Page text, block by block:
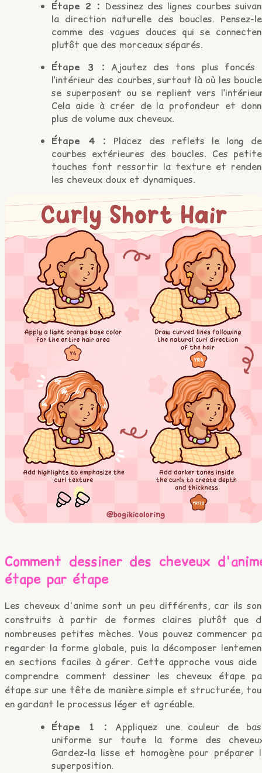
Étape 2 : Dessinez des lignes courbes
la direction naturelle des boucles. Pensez-
comme des vagues douces qui se
plutôt que des morceaux séparés.
Étape 3 : Ajoutez des tons plus foncés
l’intérieur des courbes, surtout là où les
se superposent ou se replient vers
Cela aide à créer de la profondeur et
plus de volume aux cheveux.
Étape 4 :
Placez des reflets le long
courbes extérieures des boucles. Ces
touches font ressortir la texture et
les cheveux doux et dynamiques.
Comment dessiner des cheveux
étape par étape
Les cheveux d'anime sont un peu différents, car ils
construits à partir de formes claires plutôt que
nombreuses petites mèches. Vous pouvez commencer
regarder la forme globale, puis la décomposer
en sections faciles à gérer. Cette approche vous aide
comprendre comment dessiner les cheveux étape
étape sur une tête de manière simple et structurée,
en gardant le processus léger et agréable.
Étape 1 :
Appliquez une couleur de
uniforme sur toute la forme des
Gardez-la lisse et homogène pour préparer
superposition.